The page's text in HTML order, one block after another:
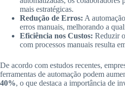
mais estratégicas.
Redução de Erros: A
erros manuais, melhorando a
Eficiência nos Custos: Reduzir
com processos manuais resulta
De acordo com estudos recentes,
ferramentas de automação podem
40%, o que destaca a importância de